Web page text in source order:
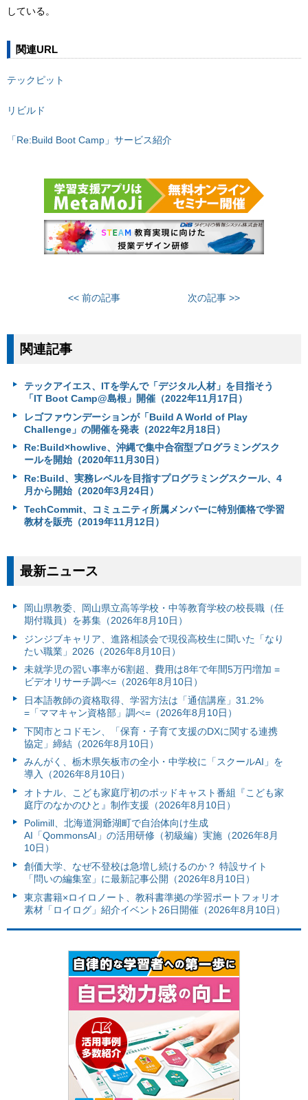
している。
関連URL
テックピット
リビルド
「Re:Build Boot Camp」サービス紹介
<< 前の記事 次の記事 >>
関連記事
テックアイエス、ITを学んで「デジタル人材」を目指そう
「IT Boot Camp@島根」開催（2022年11月17日）
レゴファウンデーションが「Build A World of Play
Challenge」の開催を発表（2022年2月18日）
Re:Build×howlive、沖縄で集中合宿型プログラミングスク
ールを開始（2020年11月30日）
Re:Build、実務レベルを目指すプログラミングスクール、4
月から開始（2020年3月24日）
TechCommit、コミュニティ所属メンバーに特別価格で学習
教材を販売（2019年11月12日）
最新ニュース
岡山県教委、岡山県立高等学校・中等教育学校の校長職（任
期付職員）を募集（2026年8月10日）
ジンジブキャリア、進路相談会で現役高校生に聞いた「なり
たい職業」2026（2026年8月10日）
未就学児の習い事率が6割超、費用は8年で年間5万円増加 =
ビデオリサーチ調べ=（2026年8月10日）
日本語教師の資格取得、学習方法は「通信講座」31.2%
=「ママキャン資格部」調べ=（2026年8月10日）
下関市とコドモン、「保育・子育て支援のDXに関する連携
協定」締結（2026年8月10日）
みんがく、栃木県矢板市の全小・中学校に「スクールAI」を
導入（2026年8月10日）
オトナル、こども家庭庁初のポッドキャスト番組『こども家
庭庁のなかのひと』制作支援（2026年8月10日）
Polimill、北海道洞爺湖町で自治体向け生成
AI「QommonsAI」の活用研修（初級編）実施（2026年8月
10日）
創価大学、なぜ不登校は急増し続けるのか？ 特設サイト
「問いの編集室」に最新記事公開（2026年8月10日）
東京書籍×ロイロノート、教科書準拠の学習ポートフォリオ
素材「ロイログ」紹介イベント26日開催（2026年8月10日）